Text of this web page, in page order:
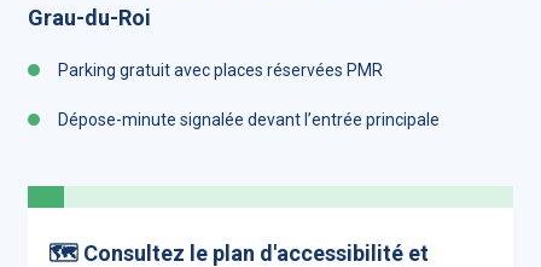
Grau-du-Roi
Parking gratuit avec places réservées PMR
Dépose-minute signalée devant l’entrée principale
🗺️ Consultez le plan d'accessibilité et